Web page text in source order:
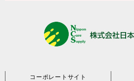
コーポレートサイト